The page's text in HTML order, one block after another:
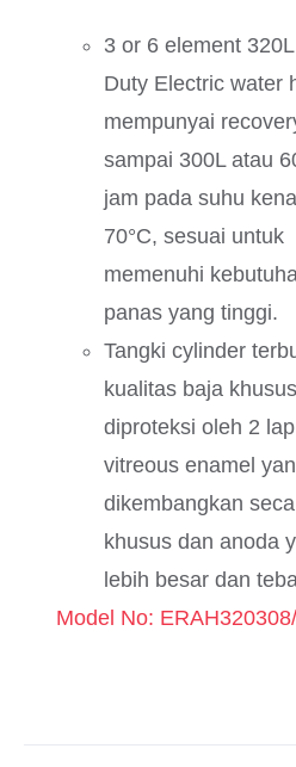
3 or 6 element
Duty Electric water
mempunyai
sampai 300L atau
jam pada suhu
70°C, sesuai untuk
memenuhi
panas yang tinggi.
Tangki cylinder
kualitas baja
diproteksi oleh 2
vitreous enamel
dikembangkan
khusus dan anoda
lebih besar dan
Model No: